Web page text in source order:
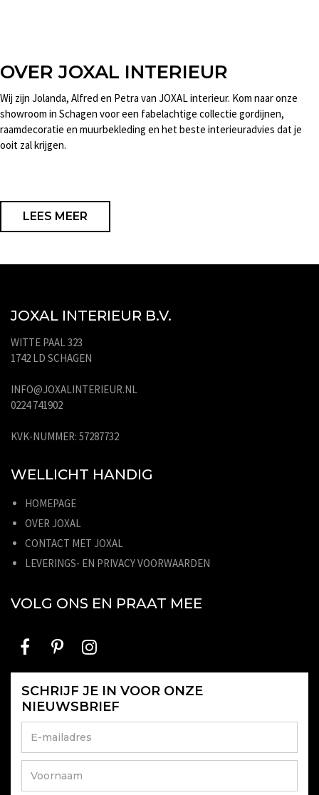
OVER JOXAL INTERIEUR
Wij zijn Jolanda, Alfred en Petra van JOXAL interieur. Kom naar onze
showroom in Schagen voor een fabelachtige collectie gordijnen,
raamdecoratie en muurbekleding en het beste interieuradvies dat je
ooit zal krijgen.
LEES MEER
JOXAL INTERIEUR B.V.
WITTE PAAL 323
1742 LD SCHAGEN
INFO@JOXALINTERIEUR.NL
0224 741902
KVK-NUMMER: 57287732
WELLICHT HANDIG
HOMEPAGE
OVER JOXAL
CONTACT MET JOXAL
LEVERINGS- EN PRIVACY VOORWAARDEN
VOLG ONS EN PRAAT MEE
SCHRIJF JE IN VOOR ONZE
NIEUWSBRIEF